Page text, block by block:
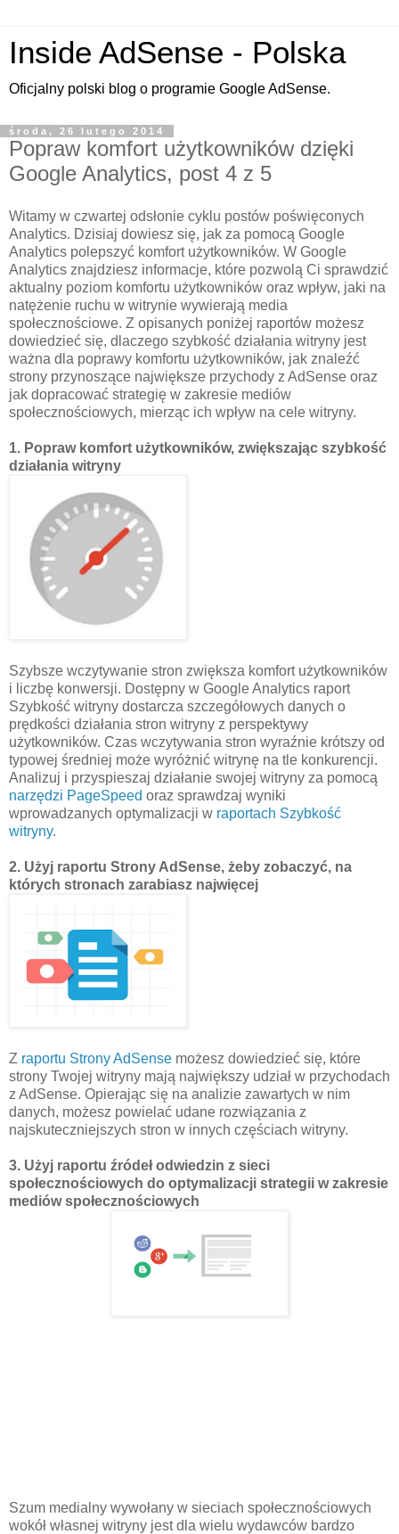
Inside AdSense - Polska
Oficjalny polski blog o programie Google AdSense.
środa, 26 lutego 2014
Popraw komfort użytkowników dzięki
Google Analytics, post 4 z 5
Witamy w czwartej odsłonie cyklu postów poświęconych
Analytics. Dzisiaj dowiesz się, jak za pomocą Google
Analytics polepszyć komfort użytkowników. W Google
Analytics znajdziesz informacje, które pozwolą Ci sprawdzić
aktualny poziom komfortu użytkowników oraz wpływ, jaki na
natężenie ruchu w witrynie wywierają media
społecznościowe. Z opisanych poniżej raportów możesz
dowiedzieć się, dlaczego szybkość działania witryny jest
ważna dla poprawy komfortu użytkowników, jak znaleźć
strony przynoszące największe przychody z AdSense oraz
jak dopracować strategię w zakresie mediów
społecznościowych, mierząc ich wpływ na cele witryny.
1. Popraw komfort użytkowników, zwiększając szybkość
działania witryny
Szybsze wczytywanie stron zwiększa komfort użytkowników
i liczbę konwersji. Dostępny w Google Analytics raport
Szybkość witryny dostarcza szczegółowych danych o
prędkości działania stron witryny z perspektywy
użytkowników. Czas wczytywania stron wyraźnie krótszy od
typowej średniej może wyróżnić witrynę na tle konkurencji.
Analizuj i przyspieszaj działanie swojej witryny za pomocą
narzędzi PageSpeed oraz sprawdzaj wyniki
wprowadzanych optymalizacji w raportach Szybkość
witryny.
2. Użyj raportu Strony AdSense, żeby zobaczyć, na
których stronach zarabiasz najwięcej
Z raportu Strony AdSense możesz dowiedzieć się, które
strony Twojej witryny mają największy udział w przychodach
z AdSense. Opierając się na analizie zawartych w nim
danych, możesz powielać udane rozwiązania z
najskuteczniejszych stron w innych częściach witryny.
3. Użyj raportu źródeł odwiedzin z sieci
społecznościowych do optymalizacji strategii w zakresie
mediów społecznościowych
Szum medialny wywołany w sieciach społecznościowych
wokół własnej witryny jest dla wielu wydawców bardzo